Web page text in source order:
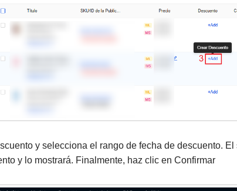
y selecciona el rango de fecha de descuento.
y lo mostrará. Finalmente, haz clic en Confirmar